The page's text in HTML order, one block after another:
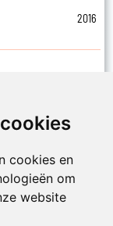
cookies en
om
website
2016